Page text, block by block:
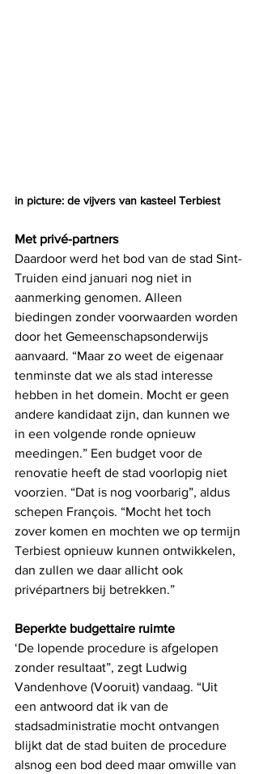
in picture: de vijvers van kasteel Terbiest
Met privé-partners
Daardoor werd het bod van de stad Sint-
Truiden eind januari nog niet in
aanmerking genomen. Alleen
biedingen zonder voorwaarden worden
door het Gemeenschapsonderwijs
aanvaard. “Maar zo weet de eigenaar
tenminste dat we als stad interesse
hebben in het domein. Mocht er geen
andere kandidaat zijn, dan kunnen we
in een volgende ronde opnieuw
meedingen.” Een budget voor de
renovatie heeft de stad voorlopig niet
voorzien. “Dat is nog voorbarig”, aldus
schepen François. “Mocht het toch
zover komen en mochten we op termijn
Terbiest opnieuw kunnen ontwikkelen,
dan zullen we daar allicht ook
privépartners bij betrekken.”
Beperkte budgettaire ruimte
‘De lopende procedure is afgelopen
zonder resultaat”, zegt Ludwig
Vandenhove (Vooruit) vandaag. “Uit
een antwoord dat ik van de
stadsadministratie mocht ontvangen
blijkt dat de stad buiten de procedure
alsnog een bod deed maar omwille van